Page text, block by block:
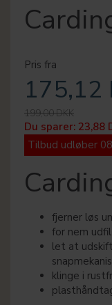
Pris fra
175,12
199,00 DKK
Du sparer: 23,88
Tilbud udløber
fjerner løs
for nem
let at
klinge i